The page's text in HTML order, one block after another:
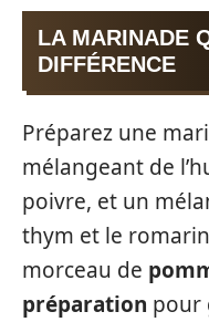
LA MARINADE
DIFFÉRENCE
Préparez une
mélangeant de
poivre, et un
thym et le
morceau de
préparation pour